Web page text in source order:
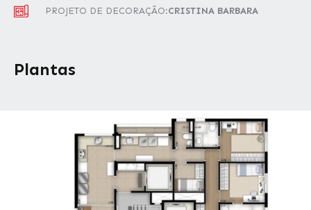
PROJETO DE DECORAÇÃO:CRISTINA BARBARA
Plantas